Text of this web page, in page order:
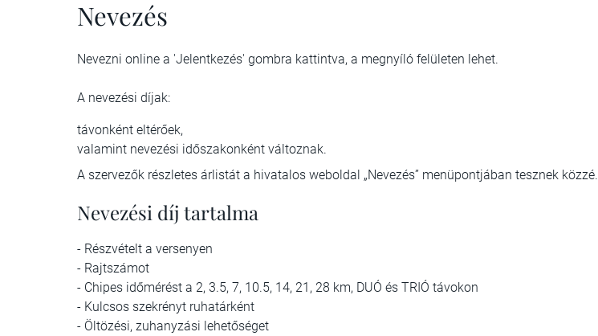
Nevezés
Nevezni online a 'Jelentkezés' gombra kattintva, a megnyíló felületen lehet.
A nevezési díjak:
távonként eltérőek,
valamint nevezési időszakonként változnak.
A szervezők részletes árlistát a hivatalos weboldal „Nevezés” menüpontjában tesznek közzé.
Nevezési díj tartalma
- Részvételt a versenyen
- Rajtszámot
- Chipes időmérést a 2, 3.5, 7, 10.5, 14, 21, 28 km, DUÓ és TRIÓ távokon
- Kulcsos szekrényt ruhatárként
- Öltözési, zuhanyzási lehetőséget